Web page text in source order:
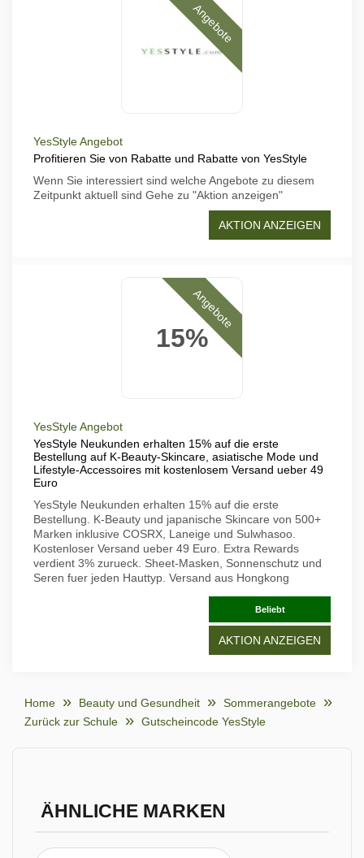
Angebote
YesStyle Angebot
Profitieren Sie von Rabatte und Rabatte von YesStyle
Wenn Sie interessiert sind welche Angebote zu diesem
Zeitpunkt aktuell sind Gehe zu "Aktion anzeigen"
AKTION ANZEIGEN
15%
Angebote
YesStyle Angebot
YesStyle Neukunden erhalten 15% auf die erste
Bestellung auf K-Beauty-Skincare, asiatische Mode und
Lifestyle-Accessoires mit kostenlosem Versand ueber 49
Euro
YesStyle Neukunden erhalten 15% auf die erste
Bestellung. K-Beauty und japanische Skincare von 500+
Marken inklusive COSRX, Laneige und Sulwhasoo.
Kostenloser Versand ueber 49 Euro. Extra Rewards
verdient 3% zurueck. Sheet-Masken, Sonnenschutz und
Seren fuer jeden Hauttyp. Versand aus Hongkong
Beliebt
AKTION ANZEIGEN
Home Beauty und Gesundheit
Sommerangebote
Zurück zur Schule
Gutscheincode YesStyle
ÄHNLICHE MARKEN